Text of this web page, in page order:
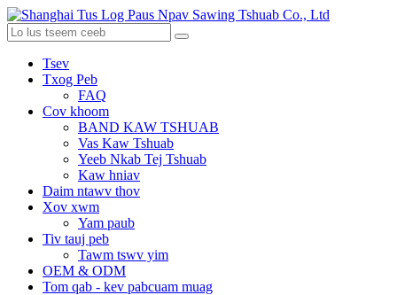
Tsev
Txog Peb
FAQ
Cov khoom
BAND KAW TSHUAB
Vas Kaw Tshuab
Yeeb Nkab Tej Tshuab
Kaw hniav
Daim ntawv thov
Xov xwm
Yam paub
Tiv tauj peb
Tawm tswv yim
OEM & ODM
Tom qab - kev pabcuam muag